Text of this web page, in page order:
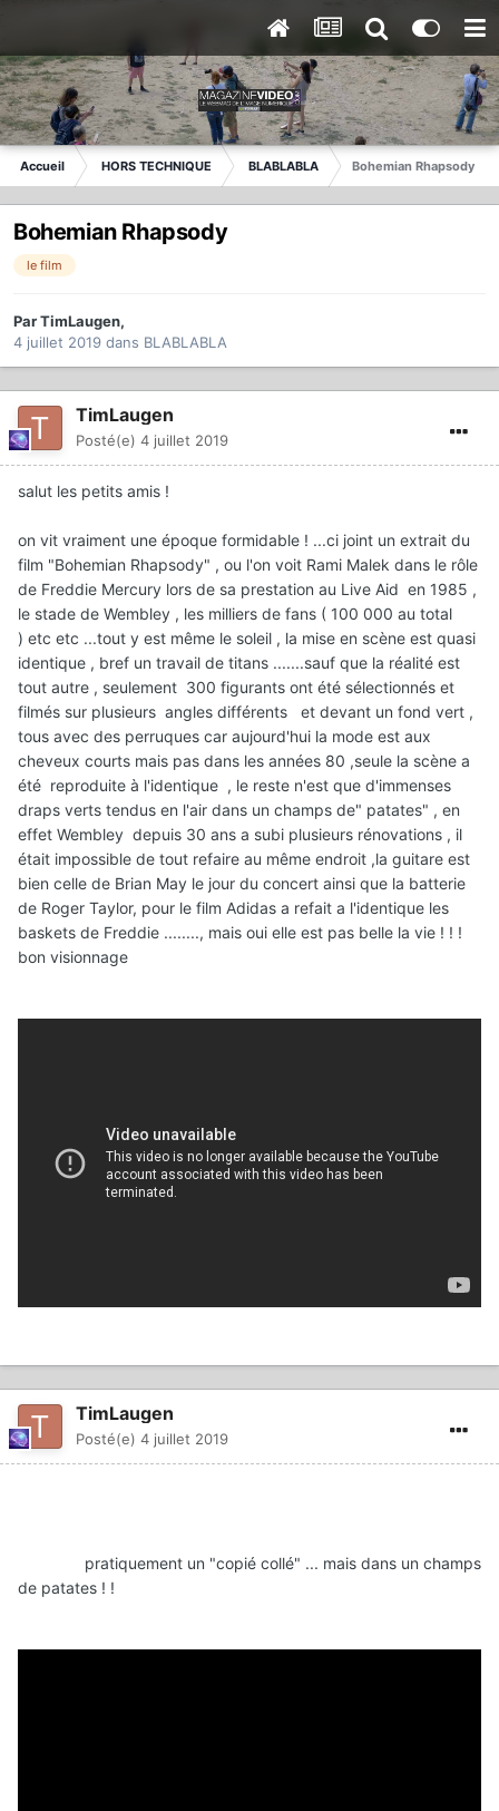
Accueil HORS TECHNIQUE BLABLABLA Bohemian Rhapsody
Bohemian Rhapsody
le film
ParTimLaugen,
4 juillet 2019 dans BLABLABLA
TimLaugen
Posté(e) 4 juillet 2019
salut les petits amis !
on vit vraiment une époque formidable ! ...ci joint un extrait du
film "Bohemian Rhapsody" , ou l'on voit Rami Malek dans le rôle
de Freddie Mercury lors de sa prestation au Live Aid en 1985 ,
le stade de Wembley , les milliers de fans ( 100 000 au total
) etc etc ...tout y est même le soleil , la mise en scène est quasi
identique , bref un travail de titans .......sauf que la réalité est
tout autre , seulement 300 figurants ont été sélectionnés et
filmés sur plusieurs angles différents et devant un fond vert ,
tous avec des perruques car aujourd'hui la mode est aux
cheveux courts mais pas dans les années 80 ,seule la scène a
été reproduite à l'identique , le reste n'est que d'immenses
draps verts tendus en l'air dans un champs de" patates" , en
effet Wembley depuis 30 ans a subi plusieurs rénovations , il
était impossible de tout refaire au même endroit ,la guitare est
bien celle de Brian May le jour du concert ainsi que la batterie
de Roger Taylor, pour le film Adidas a refait a l'identique les
baskets de Freddie ........, mais oui elle est pas belle la vie ! ! !
bon visionnage
TimLaugen
Posté(e) 4 juillet 2019
pratiquement un "copié collé" ... mais dans un champs
de patates ! !